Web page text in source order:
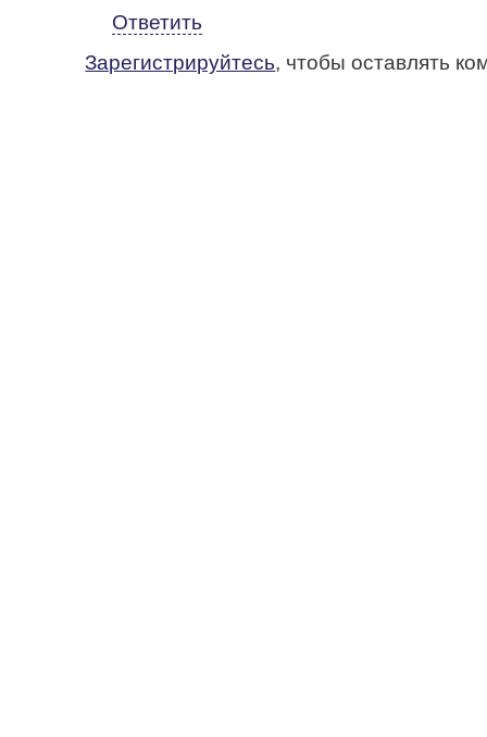
Ответить
Зарегистрируйтесь, чтобы оставлять